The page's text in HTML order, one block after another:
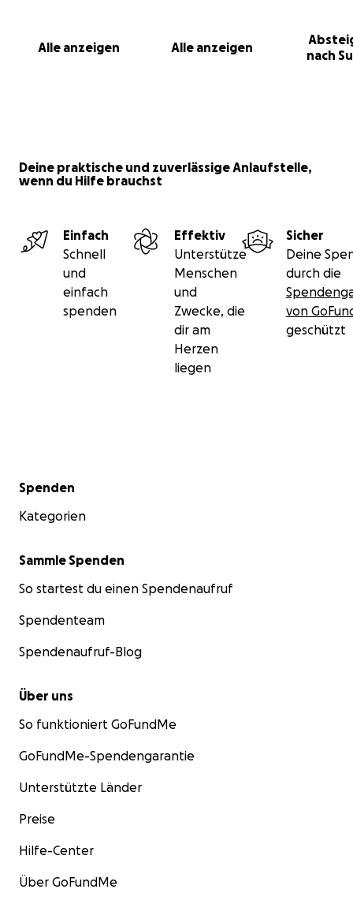
Alle anzeigen Alle anzeigen
nach
Deine praktische und zuverlässige Anlaufstelle,
wenn du Hilfe brauchst
Einfach
Schnell
und
einfach
spenden
Effektiv
Unterstütze
Menschen
und
Zwecke, die
dir am
Herzen
liegen
Sicher
Deine
durch die
von
geschützt
Sekundärmenü
Spenden
Kategorien
Sammle Spenden
So startest du einen Spendenaufruf
Spendenteam
Spendenaufruf-Blog
Über uns
So funktioniert GoFundMe
GoFundMe-Spendengarantie
Unterstützte Länder
Preise
Hilfe-Center
Über GoFundMe